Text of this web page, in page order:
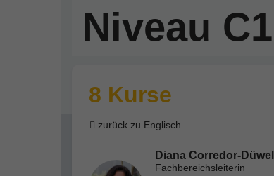
Niveau C1
8 Kurse
zurück zu Englisch
Diana Corredor-Düwel
Fachbereichsleiterin